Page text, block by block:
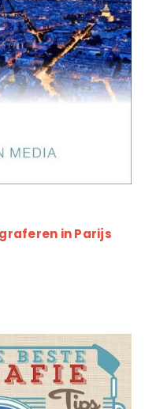
in Parijs